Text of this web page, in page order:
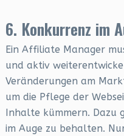
6. Konkurrenz im
Ein Affiliate Manager
und aktiv
Veränderungen am
um die Pflege der
Inhalte kümmern. Dazu
im Auge zu behalten.